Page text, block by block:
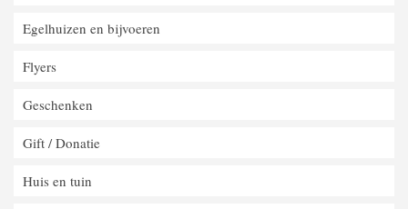
Egelhuizen en bijvoeren
Flyers
Geschenken
Gift / Donatie
Huis en tuin